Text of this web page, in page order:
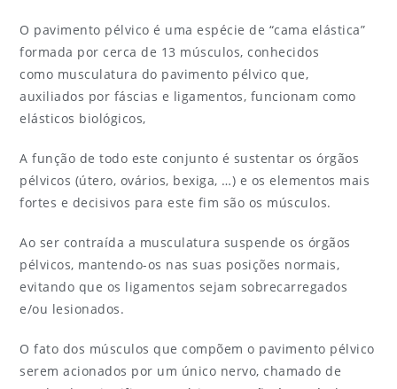
O pavimento pélvico é uma espécie de “cama elástica”
formada por cerca de 13 músculos, conhecidos
como musculatura do pavimento pélvico que,
auxiliados por fáscias e ligamentos, funcionam como
elásticos biológicos,
A função de todo este conjunto é sustentar os órgãos
pélvicos (útero, ovários, bexiga, …) e os elementos mais
fortes e decisivos para este fim são os músculos.
Ao ser contraída a musculatura suspende os órgãos
pélvicos, mantendo-os nas suas posições normais,
evitando que os ligamentos sejam sobrecarregados
e/ou lesionados.
O fato dos músculos que compõem o pavimento pélvico
serem acionados por um único nervo, chamado de